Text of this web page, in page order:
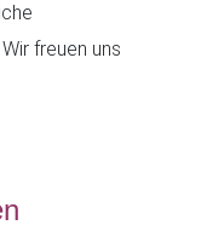
freuen uns